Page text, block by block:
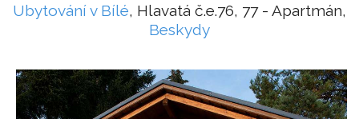
Ubytování v Bílé, Hlavatá č.e.76, 77 - Apartmán,
Beskydy